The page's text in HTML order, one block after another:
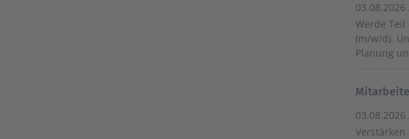
03.08.2026
Werde Teil
(m/w/d).
Planung
03.08.2026